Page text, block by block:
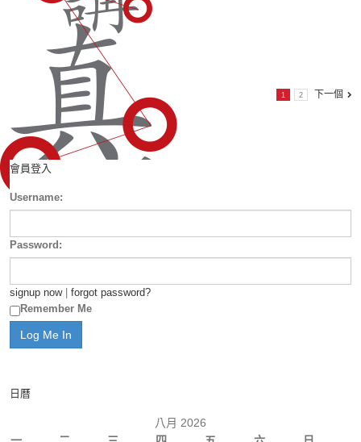
1 2 下一個
會員登入
Username:
Password:
signup now| forgot password?
Remember Me
日曆
八月 2026